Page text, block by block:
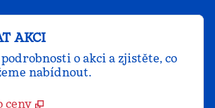
AKCI
o akci a zjistěte, co
nabídnout.
ceny